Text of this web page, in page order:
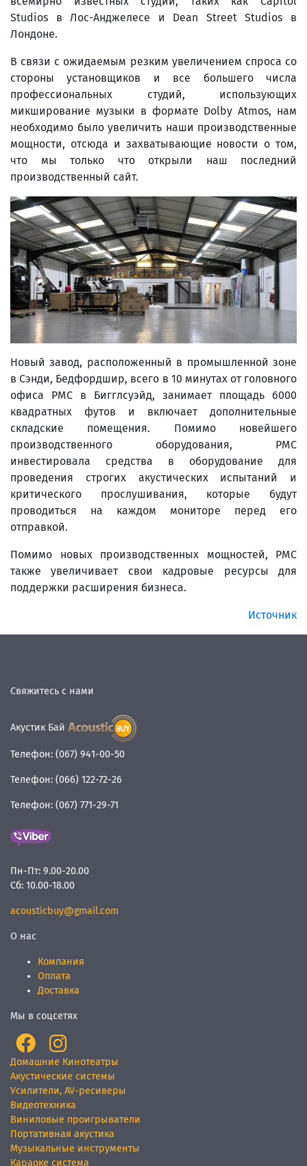
Studios в Лос-Анджелесе и Dean Street Studios в
Лондоне.
В связи с ожидаемым резким увеличением спроса со
стороны установщиков и все большего числа
профессиональных студий, использующих
микширование музыки в формате Dolby Atmos, нам
необходимо было увеличить наши производственные
мощности, отсюда и захватывающие новости о том,
что мы только что открыли наш последний
производственный сайт.
Новый завод, расположенный в промышленной зоне
в Сэнди, Бедфордшир, всего в 10 минутах от головного
офиса PMC в Бигглсуэйд, занимает площадь 6000
квадратных футов и включает дополнительные
складские помещения. Помимо новейшего
производственного оборудования, PMC
инвестировала средства в оборудование для
проведения строгих акустических испытаний и
критического прослушивания, которые будут
проводиться на каждом мониторе перед его
отправкой.
Помимо новых производственных мощностей, PMC
также увеличивает свои кадровые ресурсы для
поддержки расширения бизнеса.
Источник
Свяжитесь с нами
Акустик Бай
Телефон: (067) 941-00-50
Телефон: (066) 122-72-26
Телефон: (067) 771-29-71
Пн-Пт: 9.00-20.00
Сб: 10.00-18.00
acousticbuy@gmail.com
О нас
Компания
Оплата
Доставка
Мы в соцсетях
Домашние Кинотеатры
Акустические системы
Усилители, AV-ресиверы
Видеотехника
Виниловые проигрыватели
Портативная акустика
Музыкальные инструменты
Караоке система